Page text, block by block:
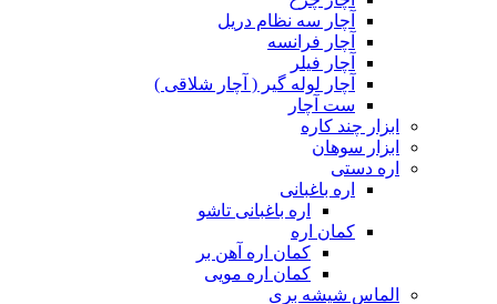
آچار سه نظام دریل
آچار فرانسه
آچار فیلر
آچار لوله گیر ( آچار شلاقی )
ست آچار
ابزار چند کاره
ابزار سوهان
اره دستی
اره باغبانی
اره باغبانی تاشو
کمان اره
کمان اره آهن بر
کمان اره مویی
الماس شیشه بری